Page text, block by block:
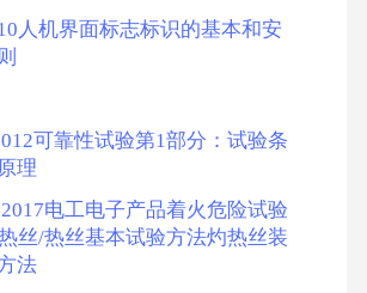
人机界面标志标识的基本和安
可靠性试验第1部分：试验条
理
电工电子产品着火危险试验
丝/热丝基本试验方法灼热丝装
法